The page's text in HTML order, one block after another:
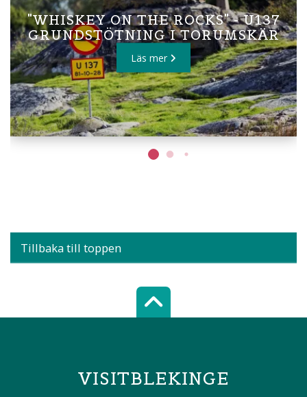
"WHISKEY ON THE ROCKS" - U137
GRUNDSTÖTNING I TORUMSKÄR
Läs mer
Tillbaka till toppen
Scroll top of
VISITBLEKINGE